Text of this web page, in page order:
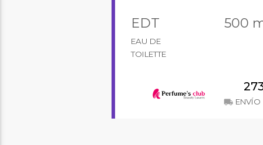
EDT
EAU DE
TOILETTE
500
local_shipping ENVÍO